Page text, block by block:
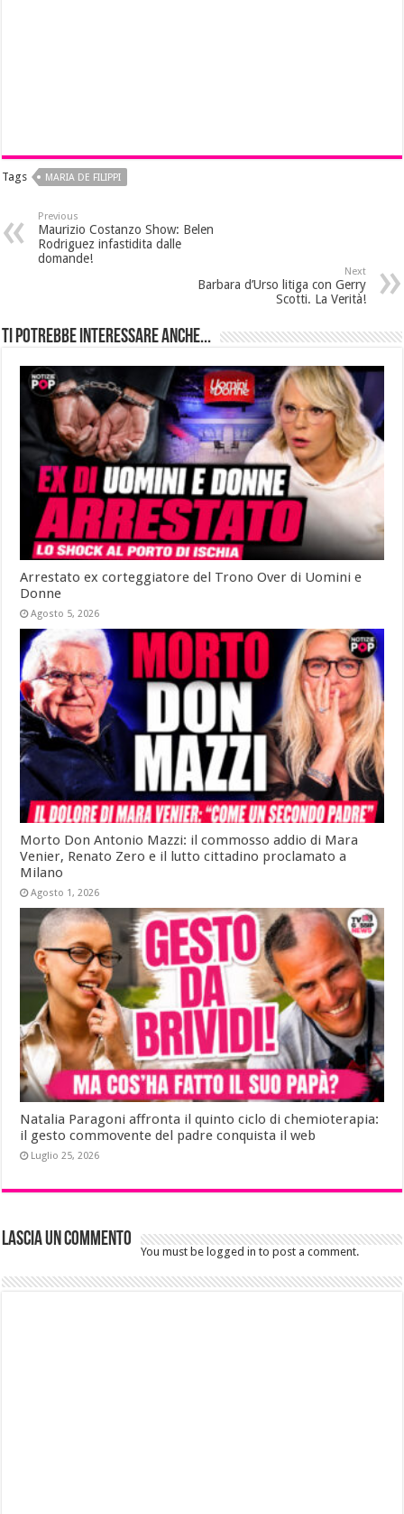
Tags MARIA DE FILIPPI
Previous
Maurizio Costanzo Show: Belen
Rodriguez infastidita dalle
domande!
Next
Barbara d’Urso litiga con Gerry
Scotti. La Verità!
Ti potrebbe interessare anche...
Arrestato ex corteggiatore del Trono Over di Uomini e
Donne
Agosto 5, 2026
Morto Don Antonio Mazzi: il commosso addio di Mara
Venier, Renato Zero e il lutto cittadino proclamato a
Milano
Agosto 1, 2026
Natalia Paragoni affronta il quinto ciclo di chemioterapia:
il gesto commovente del padre conquista il web
Luglio 25, 2026
Lascia un commento
You must be logged in to post a comment.